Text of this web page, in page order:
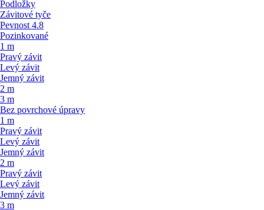
Podložky
Závitové tyče
Pevnost 4.8
Pozinkované
1 m
Pravý závit
Levý závit
Jemný závit
2 m
3 m
Bez povrchové úpravy
1 m
Pravý závit
Levý závit
Jemný závit
2 m
Pravý závit
Levý závit
Jemný závit
3 m